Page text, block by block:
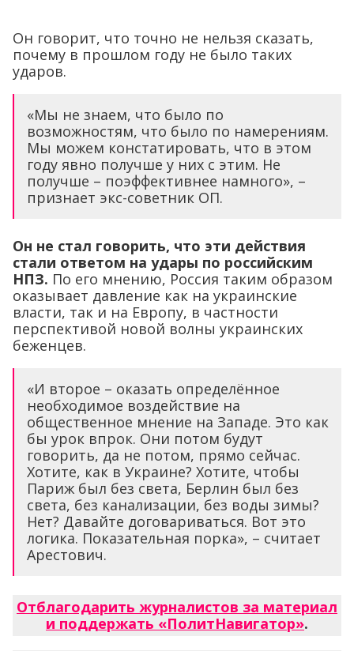
Он говорит, что точно не нельзя сказать,
почему в прошлом году не было таких
ударов.
«Мы не знаем, что было по
возможностям, что было по намерениям.
Мы можем констатировать, что в этом
году явно получше у них с этим. Не
получше – поэффективнее намного», –
признает экс-советник ОП.
Он не стал говорить, что эти действия
стали ответом на удары по российским
НПЗ. По его мнению, Россия таким образом
оказывает давление как на украинские
власти, так и на Европу, в частности
перспективой новой волны украинских
беженцев.
«И второе – оказать определённое
необходимое воздействие на
общественное мнение на Западе. Это как
бы урок впрок. Они потом будут
говорить, да не потом, прямо сейчас.
Хотите, как в Украине? Хотите, чтобы
Париж был без света, Берлин был без
света, без канализации, без воды зимы?
Нет? Давайте договариваться. Вот это
логика. Показательная порка», – считает
Арестович.
Отблагодарить журналистов за материал
и поддержать «ПолитНавигатор».